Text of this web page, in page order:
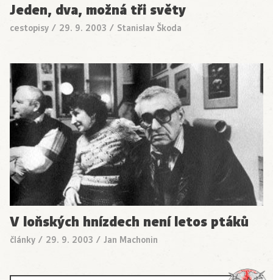
Jeden, dva, možná tři světy
cestopisy / 29. 9. 2003 / Stanislav Škoda
V loňských hnízdech není letos ptáků
články / 29. 9. 2003 / Jan Machonin